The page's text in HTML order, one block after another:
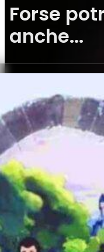
Forse
anche...